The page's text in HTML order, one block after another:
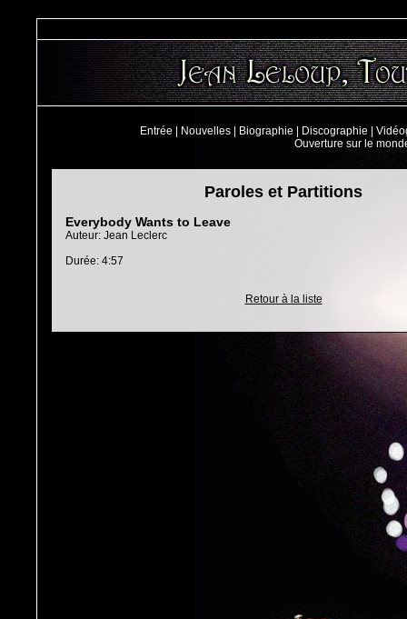
Entrée Nouvelles Biographie Discographie
Ouverture sur le
Paroles et Partitions
Everybody Wants to Leave
Auteur: Jean Leclerc
Durée: 4:57
Retour à la liste